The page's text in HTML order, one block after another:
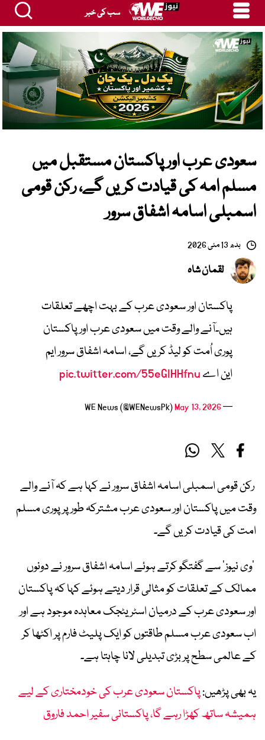
سب کی خبر
سعودی عرب اور پاکستان مستقبل میں
مسلم امہ کی قیادت کریں گے، رکن قومی
اسمبلی اسامہ اشفاق سرور
بدھ 13 مئی 2026
لقمان شاہ
پاکستان اور سعودی عرب کے بہت اچھے تعلقات
ہیں۔آنے والے وقت میں سعودی عرب اور پاکستان
پوری اُمت کو لیڈ کریں گے، اسامہ اشفاق سرور ایم
این اےpic.twitter.com/55eGIHHfnu
— WE News (@WENewsPk)
May 13, 2026
رکن قومی اسمبلی اسامہ اشفاق سرور نے کہا ہے کہ آنے والے
وقت میں پاکستان اور سعودی عرب مشترکہ طور پر پوری مسلم
امت کی قیادت کریں گے۔
’وی نیوز‘ سے گفتگو کرتے ہوئے اسامہ اشفاق سرور نے دونوں
ممالک کے تعلقات کو مثالی قرار دیتے ہوئے کہا کہ پاکستان
اور سعودی عرب کے درمیان اسٹریٹجک معاہدہ موجود ہے اور
اب سعودی عرب مسلم طاقتوں کو ایک پلیٹ فارم پر اکٹھا کر
کے عالمی سطح پر بڑی تبدیلی لانا چاہتا ہے۔
یہ بھی پڑھیں:پاکستان سعودی عرب کی خودمختاری کے لیے
ہمیشہ ساتھ کھڑا رہے گا، پاکستانی سفیر احمد فاروق